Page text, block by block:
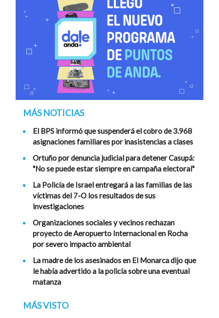
MÁS NOTICIAS
El BPS informó que suspenderá el cobro de 3.968
asignaciones familiares por inasistencias a clases
Ortuño por denuncia judicial para detener Casupá:
"No se puede estar siempre en campaña electoral"
La Policía de Israel entregará a las familias de las
víctimas del 7-O los resultados de sus
investigaciones
Organizaciones sociales y vecinos rechazan
proyecto de Aeropuerto Internacional en Rocha
por severo impacto ambiental
La madre de los asesinados en El Monarca dijo que
le había advertido a la policía sobre una eventual
matanza
MÁS VISTO